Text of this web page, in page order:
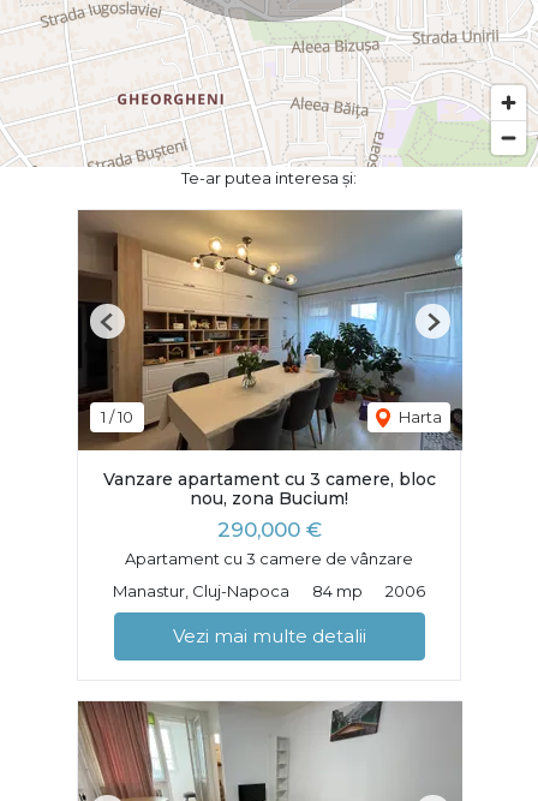
Te-ar putea interesa și:
1 /10 Harta
Previous Next
Vanzare apartament cu 3 camere, bloc
nou, zona Bucium!
290,000 €
Apartament cu 3 camere de vânzare
Manastur, Cluj-Napoca
84 mp 2006
Vezi mai multe detalii